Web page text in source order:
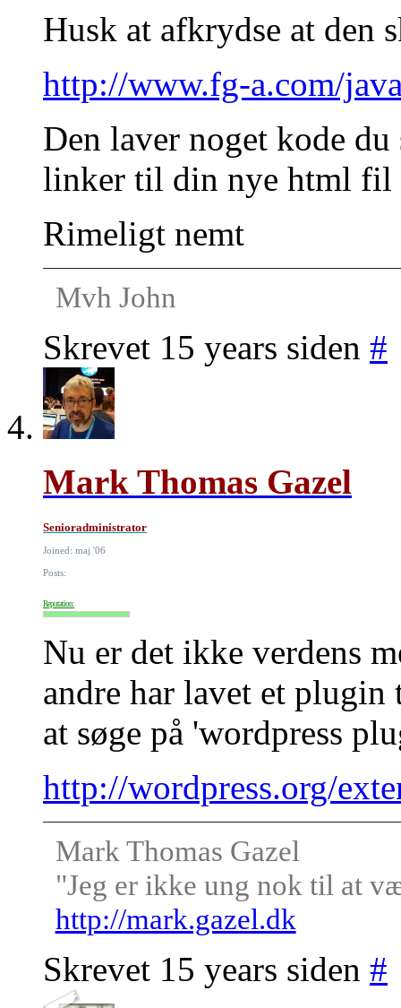
Husk at afkrydse at den
http://www.fg-a.com/
Den laver noget kode
linker til din nye html fil
Rimeligt nemt
Mvh John
Skrevet 15 years siden #
Mark Thomas Gazel
Senioradministrator
Joined: maj '06
Posts:
Reputation:
Nu er det ikke verdens
andre har lavet et plugin
at søge på 'wordpress
http://wordpress.org/
Mark Thomas Gazel
"Jeg er ikke ung nok til at
http://mark.gazel.dk
Skrevet 15 years siden #